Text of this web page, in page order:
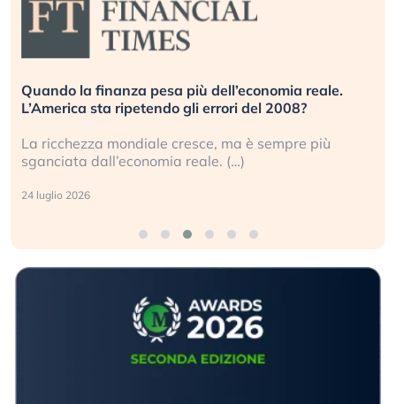
Russia e Cina pronti a spegnere Starlink. Gli
investitori stanno sottovalutando il rischio?
Gli investitori tech continuano a ignorare il rischio
geopolitico: il (…)
17 luglio 2026